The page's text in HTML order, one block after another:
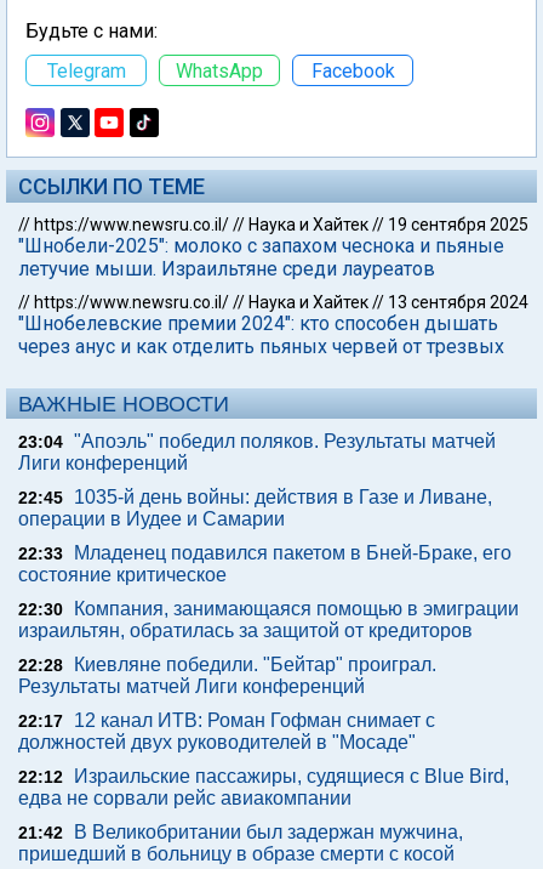
Будьте с нами:
Telegram
WhatsApp Facebook
ССЫЛКИ ПО ТЕМЕ
// https://www.newsru.co.il/// Наука и Хайтек// 19 сентября 2025
"Шнобели-2025": молоко с запахом чеснока и пьяные
летучие мыши. Израильтяне среди лауреатов
// https://www.newsru.co.il/// Наука и Хайтек// 13 сентября 2024
"Шнобелевские премии 2024": кто способен дышать
через анус и как отделить пьяных червей от трезвых
ВАЖНЫЕ НОВОСТИ
23:04 "Апоэль" победил поляков. Результаты матчей
Лиги конференций
22:45
1035-й день войны: действия в Газе и Ливане,
операции в Иудее и Самарии
22:33
Младенец подавился пакетом в Бней-Браке, его
состояние критическое
22:30
Компания, занимающаяся помощью в эмиграции
израильтян, обратилась за защитой от кредиторов
22:28
Киевляне победили. "Бейтар" проиграл.
Результаты матчей Лиги конференций
22:17
12 канал ИТВ: Роман Гофман снимает с
должностей двух руководителей в "Мосаде"
22:12
Израильские пассажиры, судящиеся с Blue Bird,
едва не сорвали рейс авиакомпании
21:42
В Великобритании был задержан мужчина,
пришедший в больницу в образе смерти с косой